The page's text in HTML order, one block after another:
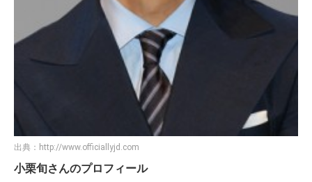
出典： http://www.officiallyjd.com
小栗旬さんのプロフィール